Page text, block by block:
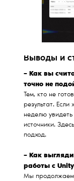
Выводы и
– Как вы
точно не
Тем, кто не
результат.
неделю
источники.
подход.
– Как
работы с
Мы продолжаем